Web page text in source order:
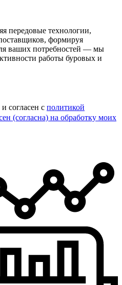
передовые технологии,
формируя
ваших потребностей — мы
работы буровых и
согласен с политикой
(согласна) на обработку моих